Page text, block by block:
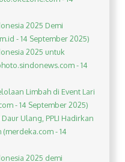
2025 Demi
- 14 September 2025)
2025 untuk
- 14
Limbah di Event Lari
- 14 September 2025)
Ulang, PPLI Hadirkan
- 14
2025 demi